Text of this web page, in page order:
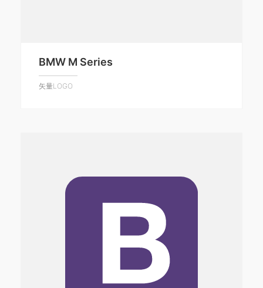
BMW M Series
矢量LOGO